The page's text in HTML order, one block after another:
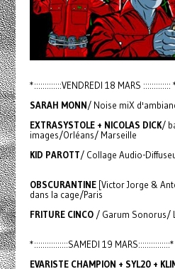
*:::::::::::::VENDREDI 18 MARS :::::::::::::
SARAH MONN/ Noise miX
EXTRASYSTOLE + NICOLAS DICK/
images/Orléans/ Marseille
KID PAROTT/ Collage Audio-
OBSCURANTINE[Victor Jorge &
dans la cage/Paris
FRITURE CINCO/ Garum Sonorus/
*::::::::::::::::SAMEDI 19 MARS:::::::::::::::*
EVARISTE CHAMPION + SYL20 +